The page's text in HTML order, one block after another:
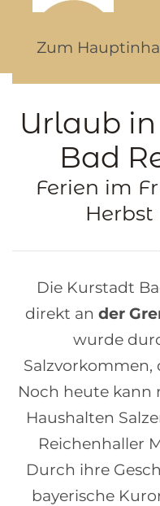
Zum
Urlaub
Bad
Ferien im
Die Kurstadt
direkt an der
wurde
Salzvorkommen,
Noch heute kann
Haushalten
Reichenhaller
Durch ihre
bayerische